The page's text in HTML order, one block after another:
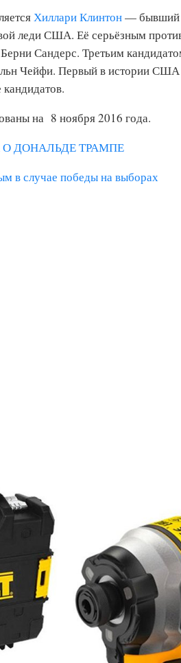
Хиллари Клинтон— бывший
леди США. Её серьёзным
Сандерс. Третьим
Чейфи. Первый в истории США
на 8 ноября 2016 года.
ДОНАЛЬДЕ ТРАМПЕ
в случае победы на выборах